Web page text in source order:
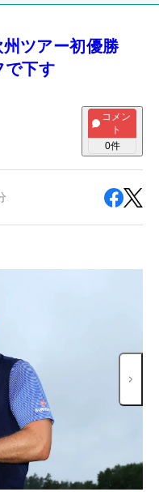
州ツアー初優勝
で下す
コメン
ト
0件